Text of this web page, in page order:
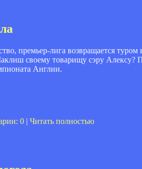
премьер-лига возвращается
своему товарищу сэру Алексу?
Англии.
0 | Читать полностью